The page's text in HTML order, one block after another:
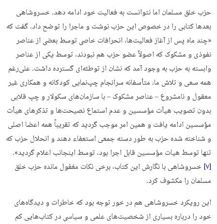
حزب خلق مسلمان اما نتوانست به فعالیت خود ادامه دهد. خسروشاهی
بعدها کتابی را در خصوص این حزب نوشت و ماجرا را توضح داد. گفت که
«چند ماه پس از آغاز فعالیت‌ها، انحرافات خاصی توسط بعضی از عناصر
نفوذی و مشکوک که اصولاً عضو حزب هم نبودند، توسط یکی از عناصر
وابسته به حزب به وجود آمد که نشان از توطئه‌­ای گسترده داشت. علی‌رغم
همه سعی و تلاش ما، متأسفانه سرانجام چپ‌نمایی کودکانه و همکاری غیر
معقول و نامشروع – عناصر مشکوک – با سازمان‌های سکولار و چپ قلابی
بدون تصویب هیأت مؤسسین و عدم استماع نصیحت­‌ها و تذکرهای هیأت
مؤسسین ادامه یافت و همین امر موجب گردید که تقریباً همه اعضا اصلی
و شناخته شده حزب به طور دسته جمعی استعفاء دهند و انحلال حزب که
تنها توسط هیات مؤسسین قابل اجرا بود، توسط اینجانب اعلام گردید».
[۷]
خسروشاهی با نگارش این کتاب، برخی نکات مغفول مانده حزب خلق
مسلمان را مکشوف کرد.
این رویکرد خسروشاهی هم در خور توجه بود که خاطرات و دیدگاه‌های
خود را درباره بسیاری از شخصیت‌های علمی و سیاسی در کتاب‌هایی کم